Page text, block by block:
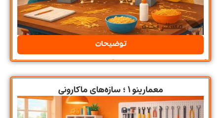
توضیحات
معمارینو ۱ ؛ سازه‌های ماکارونی